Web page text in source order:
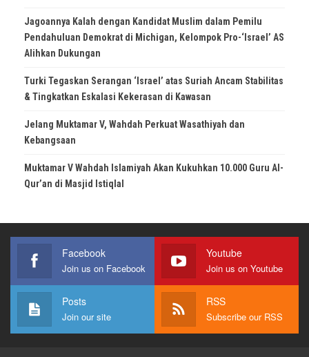
Jagoannya Kalah dengan Kandidat Muslim dalam Pemilu
Pendahuluan Demokrat di Michigan, Kelompok Pro-‘Israel’ AS
Alihkan Dukungan
Turki Tegaskan Serangan ‘Israel’ atas Suriah Ancam Stabilitas
& Tingkatkan Eskalasi Kekerasan di Kawasan
Jelang Muktamar V, Wahdah Perkuat Wasathiyah dan
Kebangsaan
Muktamar V Wahdah Islamiyah Akan Kukuhkan 10.000 Guru Al-
Qur’an di Masjid Istiqlal
Facebook
Join us on Facebook
Youtube
Join us on Youtube
Posts
Join our site
RSS
Subscribe our RSS